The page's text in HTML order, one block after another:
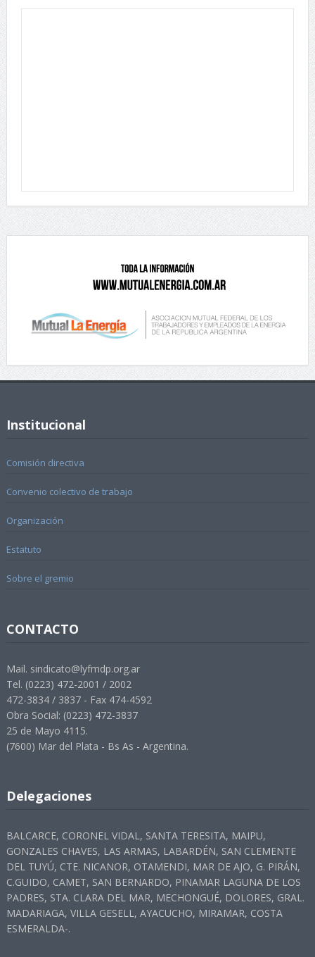
Institucional
Comisión directiva
Convenio colectivo de trabajo
Organización
Estatuto
Sobre el gremio
CONTACTO
Mail. sindicato@lyfmdp.org.ar
Tel. (0223) 472-2001 / 2002
472-3834 / 3837 - Fax 474-4592
Obra Social: (0223) 472-3837
25 de Mayo 4115.
(7600) Mar del Plata - Bs As - Argentina.
Delegaciones
BALCARCE, CORONEL VIDAL, SANTA TERESITA, MAIPU,
GONZALES CHAVES, LAS ARMAS, LABARDÉN, SAN CLEMENTE
DEL TUYÚ, CTE. NICANOR, OTAMENDI, MAR DE AJO, G. PIRÁN,
C.GUIDO, CAMET, SAN BERNARDO, PINAMAR LAGUNA DE LOS
PADRES, STA. CLARA DEL MAR, MECHONGUÉ, DOLORES, GRAL.
MADARIAGA, VILLA GESELL, AYACUCHO, MIRAMAR, COSTA
ESMERALDA-.